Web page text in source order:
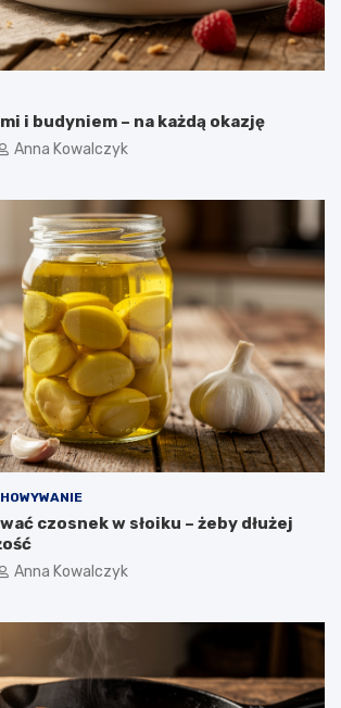
i budyniem – na każdą okazję
Anna Kowalczyk
czosnek w słoiku – żeby dłużej
Anna Kowalczyk